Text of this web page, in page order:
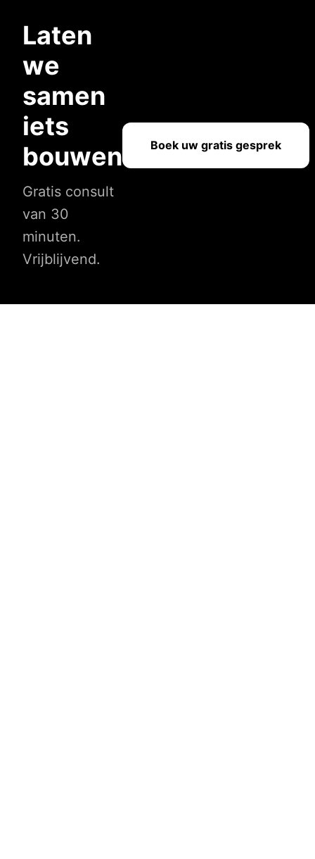
Laten
we
samen
iets
bouwen
Gratis consult
van 30
minuten.
Vrijblijvend.
Boek uw gratis gesprek